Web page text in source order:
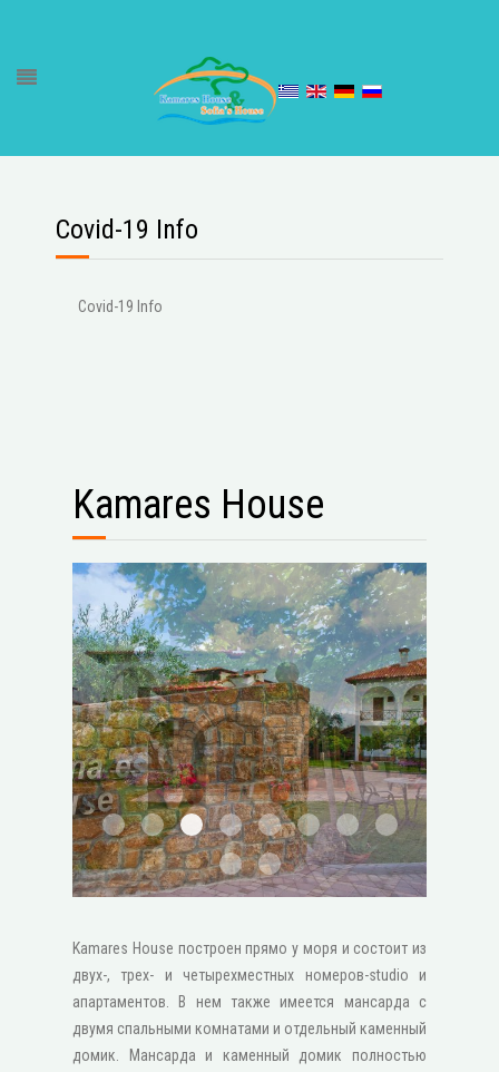
Covid-19 Info
Covid-19 Info
Kamares House
1 2 3 4 5 6 111 2 1600x1200
STV20461 1600x1200
Kamares House построен прямо у моря и состоит из
двух-, трех- и четырехместных номеров-studio и
апартаментов. В нем также имеется мансарда с
двумя спальными комнатами и отдельный каменный
домик. Мансарда и каменный домик полностью